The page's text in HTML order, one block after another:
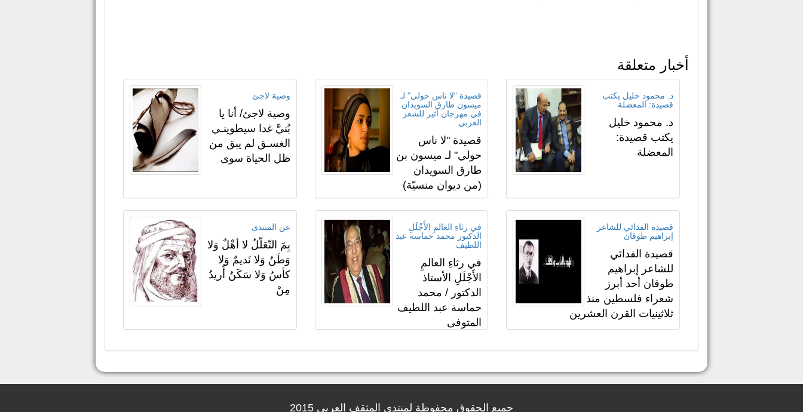
أخبار متعلقة
د. محمود خليل يكتب
قصيدة: المعضلة
د. محمود خليل
يكتب قصيدة:
المعضلة
قصيدة "لا ناس حولي" لـ
ميسون طارق السويدان
في مهرجان أثير للشعر
العربي
قصيدة "لا ناس
حولي" لـ ميسون بن
طارق السويدان
(من ديوان منسيّة)
وصية لاجئ
وصية لاجئ/ أنا يا
بُنيَّ غدا سيطوينـي
الغسـق لم يبق من
ظل الحياة سوى
قصيدة الفدائي‎ للشاعر
إبراهيم طوقان
للشاعر إبراهيم
طوقان أحد أبرز
شعراء فلسطين منذ
ثلاثينيات القرن العشرين
في رثاءِ العالمِ الأَجْلَلِ
الدكتور محمد حماسة عبد
اللطيف
في رثاءِ العالمِ
الأَجْلَلِ الأستاذ
الدكتور / محمد
حماسة عبد اللطيف
المتوفى
عن المنتدى
بِمَ التّعَلّلُ لا أهْلٌ وَلا
وَطَنُ وَلا نَديمٌ وَلا
كأسٌ وَلا سَكَنُ أُريدُ
مِنْ
جميع الحقوق محفوظة لمنتدى المثقف العربى 2015